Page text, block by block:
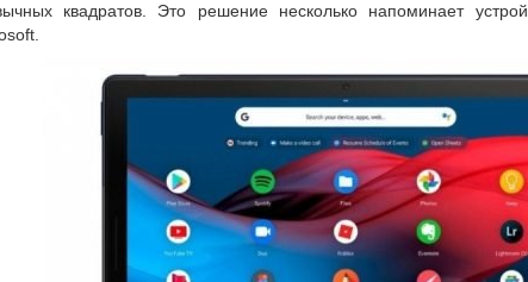
квадратов. Это решение несколько напоминает